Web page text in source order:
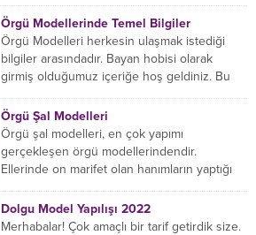
Örgü Modellerinde Temel Bilgiler
Örgü Modelleri herkesin ulaşmak istediği
bilgiler arasındadır. Bayan hobisi olarak
girmiş olduğumuz içeriğe hoş geldiniz. Bu
Örgü Şal Modelleri
Örgü şal modelleri, en çok yapımı
gerçekleşen örgü modellerindendir.
Ellerinde on marifet olan hanımların yaptığı
Dolgu Model Yapılışı 2022
Merhabalar! Çok amaçlı bir tarif getirdik size.